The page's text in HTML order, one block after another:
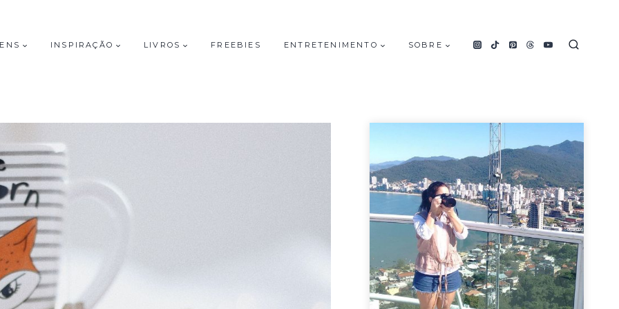
INSPIRAÇÃO LIVROS FREEBIES ENTRETENIMENTO SOBRE